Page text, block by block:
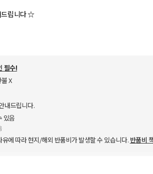
드립니다 ☆
필수!
X
내드립니다.
있음
에 따라 현지/해외 반품비가 발생할 수 있습니다. 반품비